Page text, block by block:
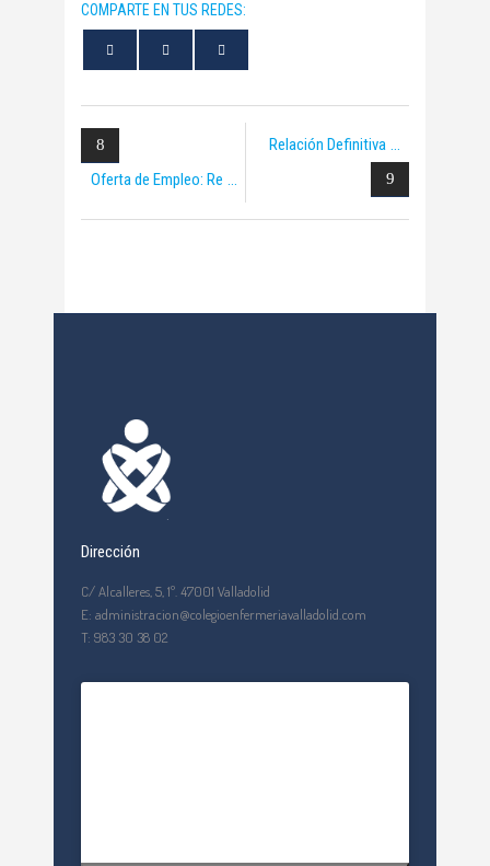
COMPARTE EN TUS REDES:
Oferta de Empleo: Re
Relación Definitiva
Dirección
C/ Alcalleres, 5, 1º. 47001 Valladolid
E: administracion@colegioenfermeriavalladolid.com
T: 983 30 38 02